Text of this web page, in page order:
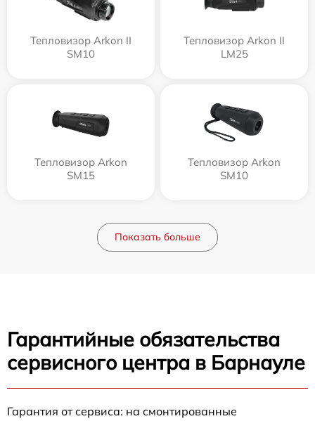
Тепловизор Arkon II
SM10
Тепловизор Arkon II
LM25
Тепловизор Arkon
SM15
Тепловизор Arkon
SM10
Показать больше
Гарантийные обязательства
сервисного центра в Барнауле
Гарантия от сервиса: на смонтированные